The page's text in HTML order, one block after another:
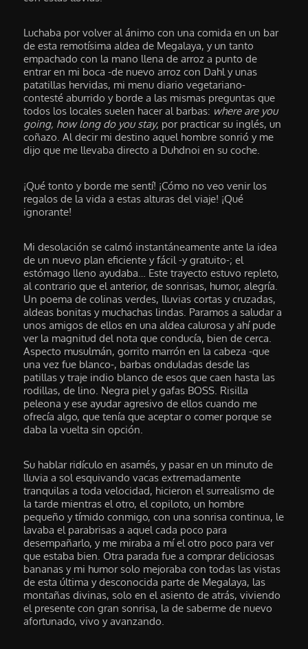
Luchaba por volver al ánimo con una comida en un bar
de esta remotísima aldea de Megalaya, y un tanto
empachado con la mano llena de arroz a punto de
entrar en mi boca -de nuevo arroz con Dahl y unas
patatillas hervidas, mi menu diario vegetariano-
contesté aburrido y borde a las mismas preguntas que
todos los locales suelen hacer al barbas: where are you
going, how long do you stay, por practicar su inglés, un
coñazo. Al decir mi destino aquel hombre sonrió y me
dijo que me llevaba directo a Duhdnoi en su coche.
¡Qué tonto y borde me sentí! ¡Cómo no veo venir los
regalos de la vida a estas alturas del viaje! ¡Qué
ignorante!
Mi desolación se calmó instantáneamente ante la idea
de un nuevo plan eficiente y fácil -y gratuito-; el
estómago lleno ayudaba… Este trayecto estuvo repleto,
al contrario que el anterior, de sonrisas, humor, alegría.
Un poema de colinas verdes, lluvias cortas y cruzadas,
aldeas bonitas y muchachas lindas. Paramos a saludar a
unos amigos de ellos en una aldea calurosa y ahí pude
ver la magnitud del nota que conducía, bien de cerca.
Aspecto musulmán, gorrito marrón en la cabeza -que
una vez fue blanco-, barbas onduladas desde las
patillas y traje indio blanco de esos que caen hasta las
rodillas, de lino. Negra piel y gafas BOSS. Risilla
peleona y ese ayudar agresivo de ellos cuando me
ofrecía algo, que tenía que aceptar o comer porque se
daba la vuelta sin opción.
Su hablar ridículo en asamés, y pasar en un minuto de
lluvia a sol esquivando vacas extremadamente
tranquilas a toda velocidad, hicieron el surrealismo de
la tarde mientras el otro, el copiloto, un hombre
pequeño y tímido conmigo, con una sonrisa continua, le
lavaba el parabrisas a aquel cada poco para
desempañarlo, y me miraba a mí el otro poco para ver
que estaba bien. Otra parada fue a comprar deliciosas
bananas y mi humor solo mejoraba con todas las vistas
de esta última y desconocida parte de Megalaya, las
montañas divinas, solo en el asiento de atrás, viviendo
el presente con gran sonrisa, la de saberme de nuevo
afortunado, vivo y avanzando.